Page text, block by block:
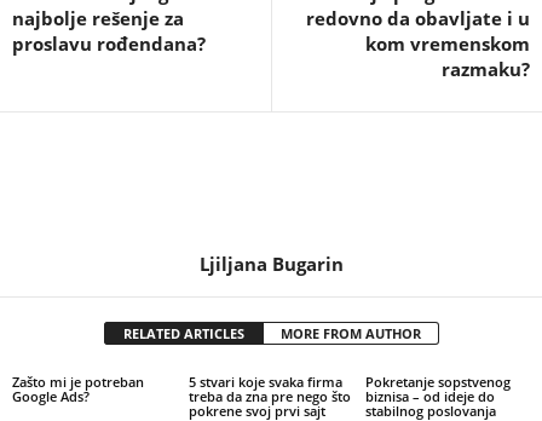
najbolje rešenje za
proslavu rođendana?
redovno da obavljate i u
kom vremenskom
razmaku?
Ljiljana Bugarin
RELATED ARTICLES MORE FROM AUTHOR
Zašto mi je potreban
Google Ads?
5 stvari koje svaka firma
treba da zna pre nego što
pokrene svoj prvi sajt
Pokretanje sopstvenog
biznisa – od ideje do
stabilnog poslovanja